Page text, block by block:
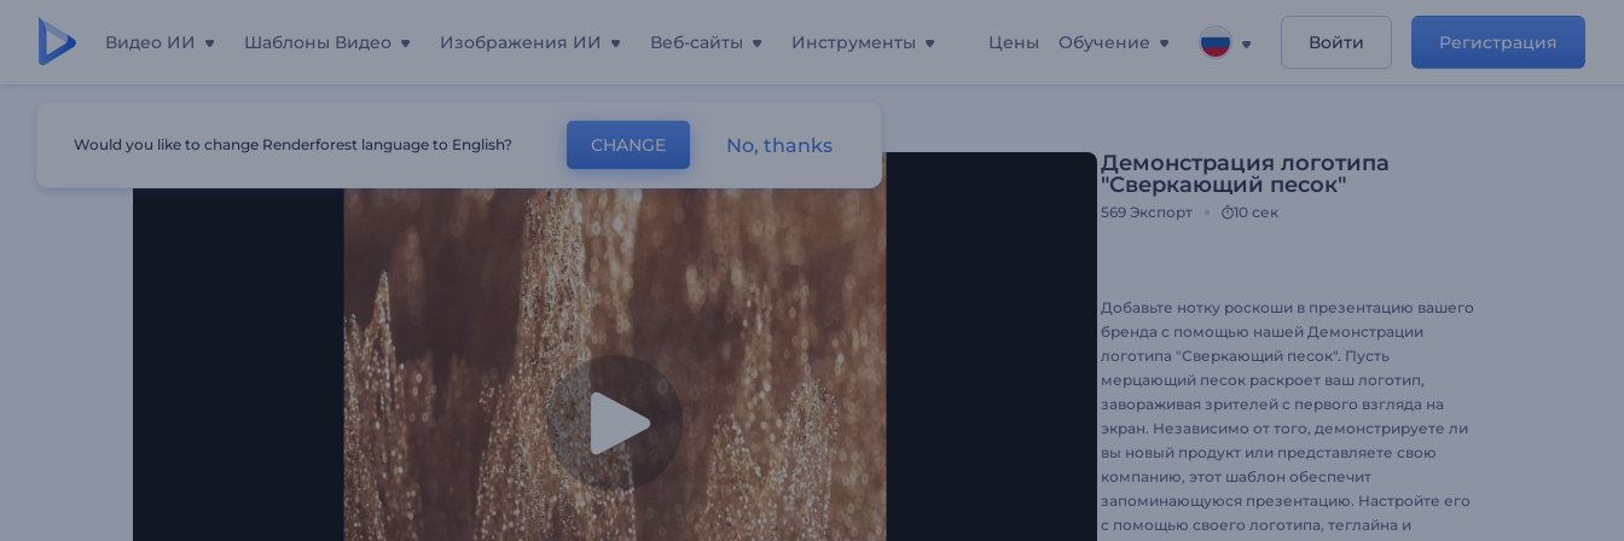
Видео ИИ Шаблоны Видео Изображения ИИ Веб-сайты Инструменты Цены Обучение Войти Регистрация
Демонстрация Логотипа "Сверкающий Песок"
Демонстрация логотипа
"Сверкающий песок"
569 Экспорт 10 сек
Добавьте нотку роскоши в презентацию вашего
бренда с помощью нашей Демонстрации
логотипа "Сверкающий песок". Пусть
мерцающий песок раскроет ваш логотип,
завораживая зрителей с первого взгляда на
экран. Независимо от того, демонстрируете ли
вы новый продукт или представляете свою
компанию, этот шаблон обеспечит
запоминающуюся презентацию. Настройте его
с помощью своего логотипа, теглайна и
Would you like to change Renderforest language to English? CHANGE No, thanks